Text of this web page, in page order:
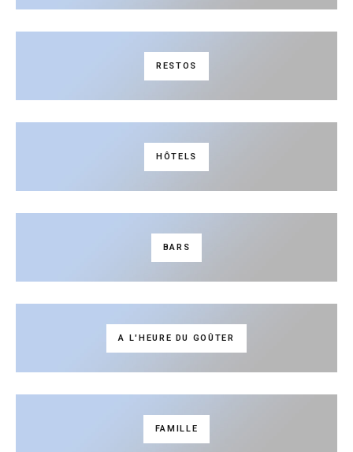
RESTOS
HÔTELS
BARS
A L'HEURE DU GOÛTER
FAMILLE